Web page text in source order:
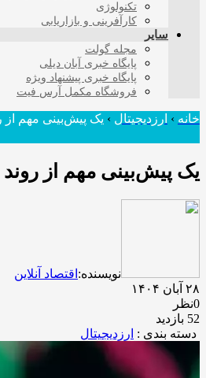
تکنولوژی
کارآفرینی و بازاریابی
سایر
مجله گولت
پایگاه خبری آبان دیلی
پایگاه خبری پیشنهاد ویژه
فروشگاه مکمل آرس فیت
خانه › ارزدیجیتال › یک پیش‌بینی مهم از
یک پیش‌بینی مهم از
نویسنده: اقتصاد آنلاین
۲۸ آبان ۱۴۰۴
0نظر
52 بازدید
دسته بندی : ارزدیجیتال